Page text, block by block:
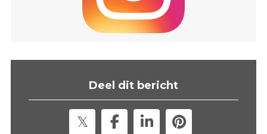
Deel dit bericht